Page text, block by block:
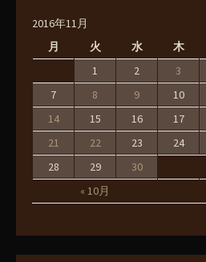
2016年11月
月
火 水 木
« 10月
1 2 3
7
8 9 10
14
15 16 17
21
22 23 24
28
29 30